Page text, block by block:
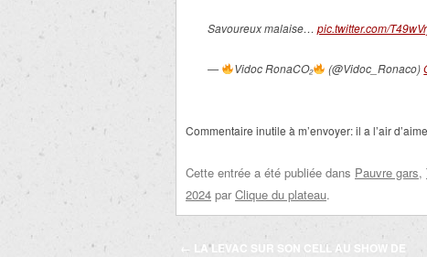
Savoureux malaise… pic.twitter.com/
— Vidoc RonaCO₂ (@Vidoc_Ronaco)
Commentaire inutile à m’envoyer:il a l’air
Cette entrée a été publiée dans Pauvre gars,
2024 par Clique du plateau.
Navigation
← LA LEVAC SUR SON CELL AU SHOW DE